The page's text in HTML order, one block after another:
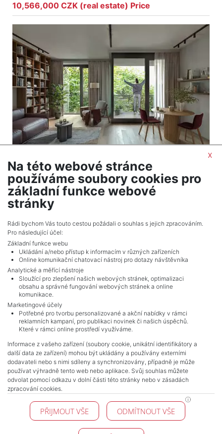
10,566,000 CZK (real estate) Price
Apartment for sale / 2+kt (1 bedroom) / 44 m
Praha 10 - Vršovice
9,245,000 CZK (real estate) Price
Adverts total10.
NAVIGACE
Terms and conditions
Protection of personal data
Real estate's
Contact
Cookie processing
KONTAKT
Pražské reality
x
Na této webové stránce
používáme soubory cookies pro
základní funkce webové
stránky
Rádi bychom Vás touto cestou požádali o souhlas s jejich zpracováním.
Pro následující účel:
Základní funkce webu
Ukládání a/nebo přístup k informacím v různých zařízeních
Online komunikační chatovací nástroj pro dotazy návštěvníka
Analytické a měřící nástroje
Sloužící pro zlepšení našich webových stránek, optimalizaci
obsahu a správné fungování webových stránek a online
komunikace.
Marketingové účely
Potřebné pro tvorbu personalizované a akční nabídky v rámci
reklamních kampaní, pro publikaci novinek či našich úspěchů.
Které v rámci online prostředí využíváme.
Informace z vašeho zařízení (soubory cookie, unikátní identifikátory a
další data ze zařízení) mohou být ukládány a používány externími
dodavateli nebo s nimi sdíleny a synchronizovány, případně je může
používat výhradně tento web nebo aplikace. Svůj souhlas můžete
odvolat pomocí odkazu v dolní části této stránky nebo v zásadách
zpracování cookies.
PŘIJMOUT VŠE ODMÍTNOUT VŠE